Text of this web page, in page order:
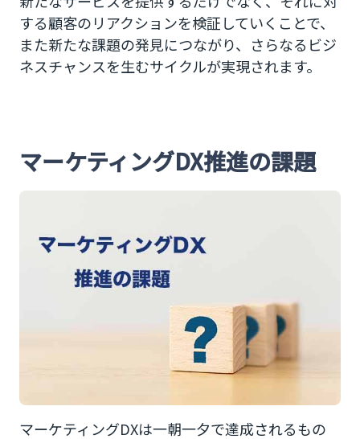
する顧客のリアクションを検証していくことで、
また新たな課題の発見につながり、さらなるビジ
ネスチャンスを生むサイクルが実現されます。
マーケティングDX推進の課題
マーケティングDXは一朝一夕で達成されるもの